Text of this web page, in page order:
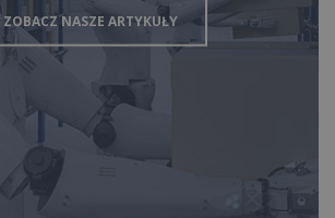
ZOBACZ NASZE ARTYKUŁY